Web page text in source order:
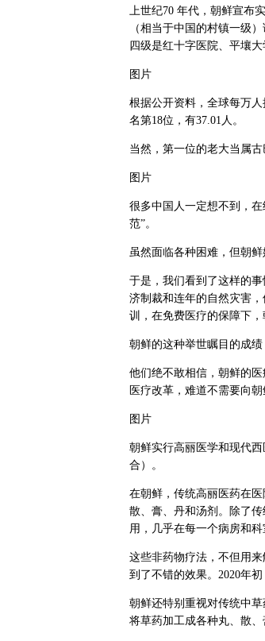
上世纪70 年代，朝鲜宣布
（相当于中国的村镇一级
四级是红十字医院、平壤
图片
根据公开资料，全球每万
名第18位，有37.01人。
当然，第一位的老大当属古
图片
很多中国人一定想不到，
范”。
虽然面临各种困难，但朝
于是，我们看到了这样的
济制裁和连年的自然灾害
训，在免费医疗的保障下，
朝鲜的这种举世瞩目的成
他们绝不敢相信，朝鲜的
医疗改革，难道不需要向
图片
朝鲜实行高丽医学和现代
合）。
在朝鲜，传统高丽医药在
散、膏、丹和汤剂。除了
用，几乎在每一个病房和
这些非药物疗法，不但用
到了不错的效果。2020年
朝鲜还特别重视对传统中
将草药加工成各种丸、散